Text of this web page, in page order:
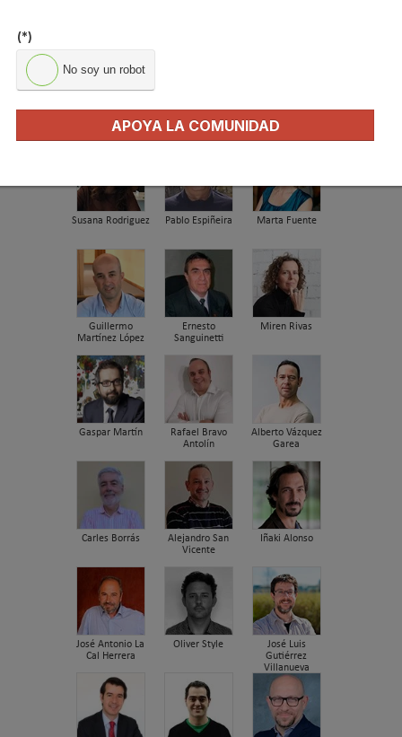
Haier Perla Premium S: Confort, eficiencia y
FIRMAS INVITADAS
Susana Rodriguez Pablo Espiñeira Marta Fuente
Guillermo
Martínez López
Ernesto
Sanguinetti
Miren Rivas
Gaspar Martín
Rafael Bravo
Antolín
Alberto Vázquez
Garea
Carles Borrás
Alejandro San
Vicente
Iñaki Alonso
José Antonio La
Cal Herrera
Oliver Style
José Luis
Gutiérrez
Villanueva
(*)
No soy un robot
APOYA LA COMUNIDAD